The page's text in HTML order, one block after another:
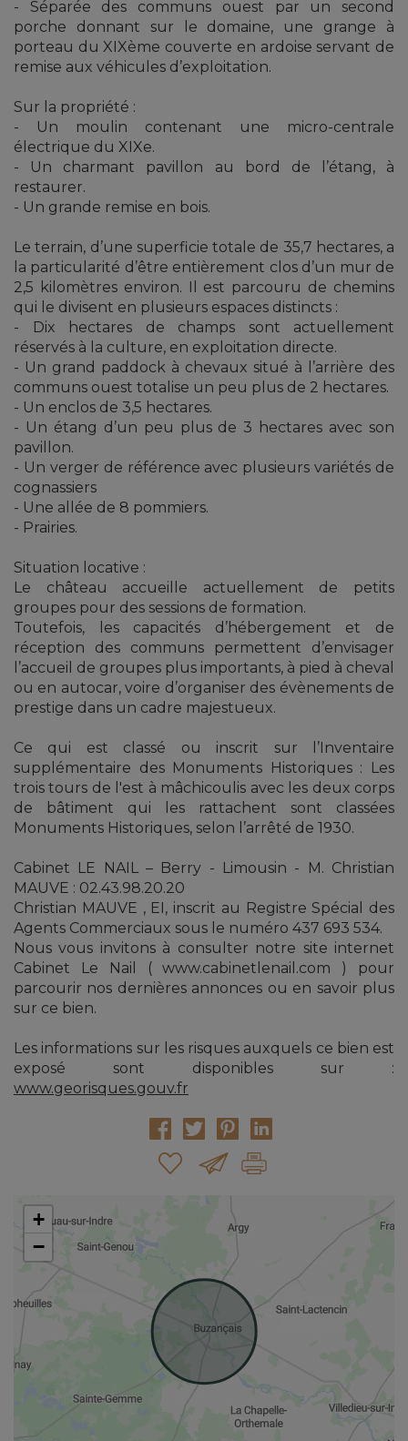
- Séparée des communs ouest par un second
porche donnant sur le domaine, une grange à
porteau du XIXème couverte en ardoise servant de
remise aux véhicules d’exploitation.
Sur la propriété :
- Un moulin contenant une micro-centrale
électrique du XIXe.
- Un charmant pavillon au bord de l’étang, à
restaurer.
- Un grande remise en bois.
Le terrain, d’une superficie totale de 35,7 hectares, a
la particularité d’être entièrement clos d’un mur de
2,5 kilomètres environ. Il est parcouru de chemins
qui le divisent en plusieurs espaces distincts :
- Dix hectares de champs sont actuellement
réservés à la culture, en exploitation directe.
- Un grand paddock à chevaux situé à l’arrière des
communs ouest totalise un peu plus de 2 hectares.
- Un enclos de 3,5 hectares.
- Un étang d’un peu plus de 3 hectares avec son
pavillon.
- Un verger de référence avec plusieurs variétés de
cognassiers
- Une allée de 8 pommiers.
- Prairies.
Situation locative :
Le château accueille actuellement de petits
groupes pour des sessions de formation.
Toutefois, les capacités d’hébergement et de
réception des communs permettent d’envisager
l’accueil de groupes plus importants, à pied à cheval
ou en autocar, voire d’organiser des évènements de
prestige dans un cadre majestueux.
Ce qui est classé ou inscrit sur l’Inventaire
supplémentaire des Monuments Historiques : Les
trois tours de l'est à mâchicoulis avec les deux corps
de bâtiment qui les rattachent sont classées
Monuments Historiques, selon l’arrêté de 1930.
Cabinet LE NAIL – Berry - Limousin - M. Christian
MAUVE : 02.43.98.20.20
Christian MAUVE , EI, inscrit au Registre Spécial des
Agents Commerciaux sous le numéro 437 693 534.
Nous vous invitons à consulter notre site internet
Cabinet Le Nail ( www.cabinetlenail.com ) pour
parcourir nos dernières annonces ou en savoir plus
sur ce bien.
Les informations sur les risques auxquels ce bien est
exposé sont disponibles sur :
www.georisques.gouv.fr
+
−